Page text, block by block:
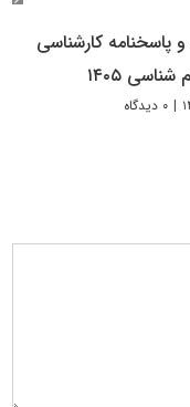
پاسخنامه کارشناسی
۱۴۰۵
| ۰ دیدگاه